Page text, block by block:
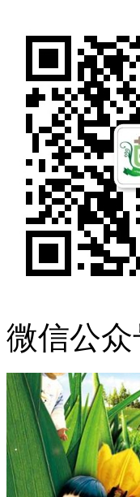
微信公众